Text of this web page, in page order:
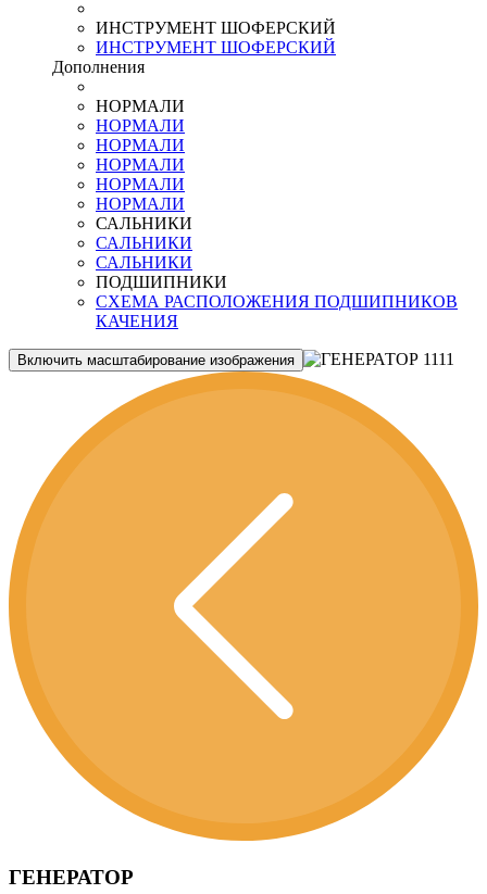
ИНСТРУМЕНТ ШОФЕРСКИЙ
ИНСТРУМЕНТ ШОФЕРСКИЙ
Дополнения
НОРМАЛИ
НОРМАЛИ
НОРМАЛИ
НОРМАЛИ
НОРМАЛИ
НОРМАЛИ
САЛЬНИКИ
САЛЬНИКИ
САЛЬНИКИ
ПОДШИПНИКИ
СХЕМА РАСПОЛОЖЕНИЯ ПОДШИПНИКОВ
КАЧЕНИЯ
Включить масштабирование изображения
ГЕНЕРАТОР